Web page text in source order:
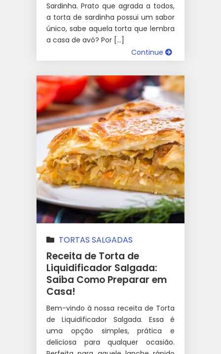
Sardinha. Prato que agrada a todos,
a torta de sardinha possui um sabor
único, sabe aquela torta que lembra
a casa de avó? Por […]
Continue
TORTAS SALGADAS
Receita de Torta de
Liquidificador Salgada:
Saiba Como Preparar em
Casa!
Bem-vindo à nossa receita de Torta
de Liquidificador Salgada. Essa é
uma opção simples, prática e
deliciosa para qualquer ocasião.